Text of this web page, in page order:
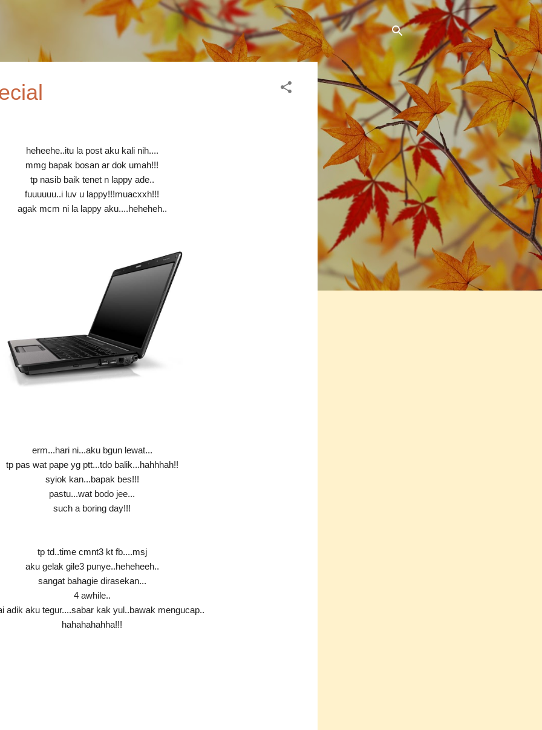
Skip to main content
heheehe..itu la post aku kali nih....
mmg bapak bosan ar dok umah!!!
tp nasib baik tenet n lappy ade..
fuuuuuu..i luv u lappy!!!muacxxh!!!
agak mcm ni la lappy aku....heheheh..
erm...hari ni...aku bgun lewat...
tp pas wat pape yg ptt...tdo balik...hahhhah!!
syiok kan...bapak bes!!!
pastu...wat bodo jee...
such a boring day!!!
tp td..time cmnt3 kt fb....msj
aku gelak gile3 punye..heheheeh..
sangat bahagie dirasekan...
4 awhile..
adik aku tegur....sabar kak yul..bawak mengucap..
hahahahahha!!!